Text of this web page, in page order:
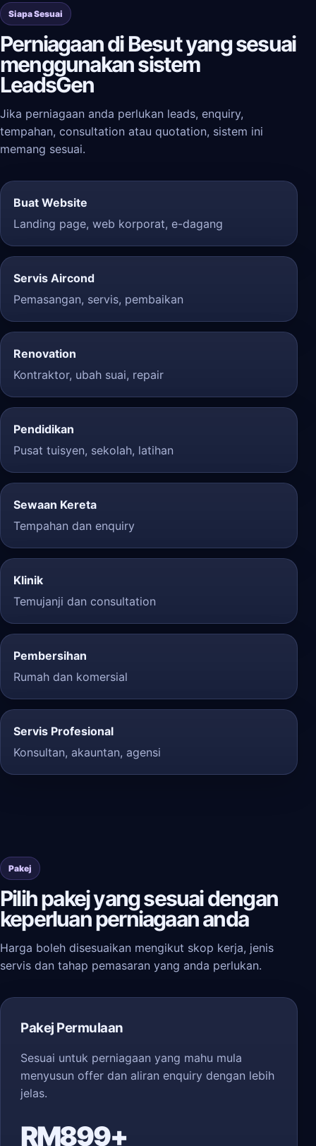
Siapa Sesuai
Perniagaan di Besut yang sesuai
menggunakan sistem
LeadsGen
Jika perniagaan anda perlukan leads, enquiry,
tempahan, consultation atau quotation, sistem ini
memang sesuai.
Buat Website
Landing page, web korporat, e-dagang
Servis Aircond
Pemasangan, servis, pembaikan
Renovation
Kontraktor, ubah suai, repair
Pendidikan
Pusat tuisyen, sekolah, latihan
Sewaan Kereta
Tempahan dan enquiry
Klinik
Temujanji dan consultation
Pembersihan
Rumah dan komersial
Servis Profesional
Konsultan, akauntan, agensi
Pakej
Pilih pakej yang sesuai dengan
keperluan perniagaan anda
Harga boleh disesuaikan mengikut skop kerja, jenis
servis dan tahap pemasaran yang anda perlukan.
Pakej Permulaan
Sesuai untuk perniagaan yang mahu mula
menyusun offer dan aliran enquiry dengan lebih
jelas.
RM899+